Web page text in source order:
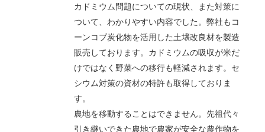
カドミウム問題についての現状、また対策に
ついて、わかりやすい内容でした。弊社もコ
ーンコブ炭化物を活用した土壌改良材を製造
販売しております。カドミウムの吸収が米だ
けではなく野菜への移行も軽減されます。セ
シウム対策の資材の特許も取得しておりま
す。
農地を移動することはできません。先祖代々
引き継いできた農地で農家が安全な農作物を